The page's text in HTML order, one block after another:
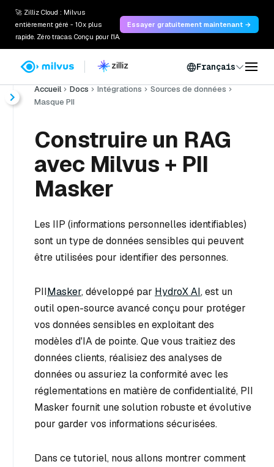
🚀 Zilliz Cloud : Milvus
entièrement géré - 10x plus
rapide. Zéro tracas. Conçu pour l'IA.
Essayer gratuitement maintenant →
Français
Accueil Docs Intégrations
Sources de données
Masque PII
Construire un RAG
avec Milvus + PII
Masker
Les IIP (informations personnelles identifiables)
sont un type de données sensibles qui peuvent
être utilisées pour identifier des personnes.
PIIMasker, développé par HydroX AI, est un
outil open-source avancé conçu pour protéger
vos données sensibles en exploitant des
modèles d'IA de pointe. Que vous traitiez des
données clients, réalisiez des analyses de
données ou assuriez la conformité avec les
réglementations en matière de confidentialité, PII
Masker fournit une solution robuste et évolutive
pour garder vos informations sécurisées.
Dans ce tutoriel, nous allons montrer comment